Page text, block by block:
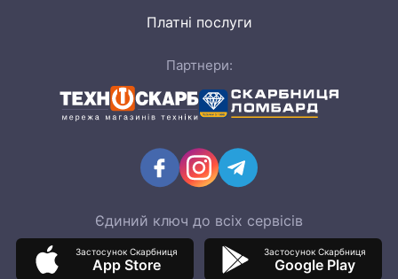
Платні послуги
Партнери:
Єдиний ключ до всіх сервісів
Застосунок Скарбниця
App Store
Застосунок Скарбниця
Google Play